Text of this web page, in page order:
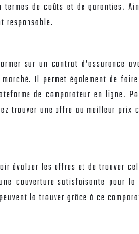
de coûts et de garanties.
responsable.
sur un contrat d’assurance
Il permet également de
de comparateur en ligne.
trouver une offre au meilleur
évaluer les offres et de trouver
couverture satisfaisante pour
la trouver grâce à ce